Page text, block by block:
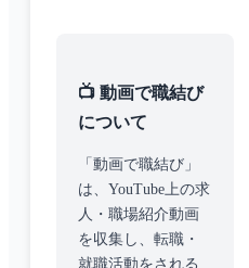
📺 動画で職結び
について
「動画で職結び」
は、YouTube上の求
人・職場紹介動画
を収集し、転職・
就職活動をされる